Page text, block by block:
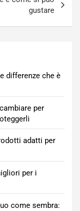
gustare
differenze che è
per
adatti per
per i
come sembra: